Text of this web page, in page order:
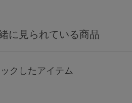
に見られている商品
クしたアイテム